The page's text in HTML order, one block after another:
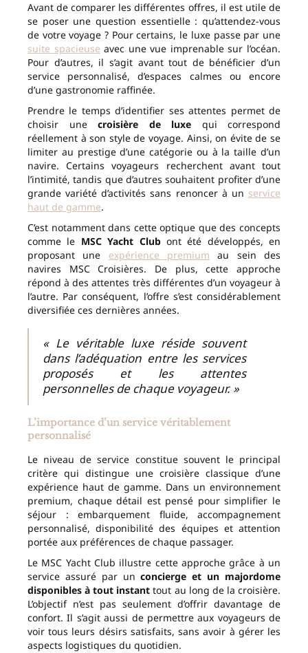
Avant de comparer les différentes offres, il est utile de
se poser une question essentielle : qu’attendez-vous
de votre voyage ? Pour certains, le luxe passe par une
suite spacieuse avec une vue imprenable sur l’océan.
Pour d’autres, il s’agit avant tout de bénéficier d’un
service personnalisé, d’espaces calmes ou encore
d’une gastronomie raffinée.
Prendre le temps d’identifier ses attentes permet de
choisir une croisière de luxe qui correspond
réellement à son style de voyage. Ainsi, on évite de se
limiter au prestige d’une catégorie ou à la taille d’un
navire. Certains voyageurs recherchent avant tout
l’intimité, tandis que d’autres souhaitent profiter d’une
grande variété d’activités sans renoncer à un service
haut de gamme.
C’est notamment dans cette optique que des concepts
comme le MSC Yacht Clubont été développés, en
proposant une expérience premium au sein des
navires MSC Croisières. De plus, cette approche
répond à des attentes très différentes d’un voyageur à
l’autre. Par conséquent, l’offre s’est considérablement
diversifiée ces dernières années.
« Le véritable luxe réside souvent
dans l’adéquation entre les services
proposés et les attentes
personnelles de chaque voyageur. »
L’importance d’un service véritablement
personnalisé
Le niveau de service constitue souvent le principal
critère qui distingue une croisière classique d’une
expérience haut de gamme. Dans un environnement
premium, chaque détail est pensé pour simplifier le
séjour : embarquement fluide, accompagnement
personnalisé, disponibilité des équipes et attention
portée aux préférences de chaque passager.
Le MSC Yacht Club illustre cette approche grâce à un
service assuré par unconcierge et un majordome
disponibles à tout instant tout au long de la croisière.
L’objectif n’est pas seulement d’offrir davantage de
confort. Il s’agit aussi de permettre aux voyageurs de
voir tous leurs désirs satisfaits, sans avoir à gérer les
aspects logistiques du quotidien.